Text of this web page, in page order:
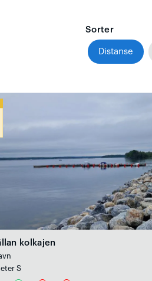
Sorter
Distanse
kolkajen
S